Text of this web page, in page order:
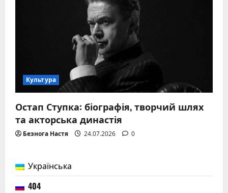
Культура
Остап Ступка: біографія, творчий шлях
та акторська династія
Безнога Настя 24.07.2026 0
Українська
404